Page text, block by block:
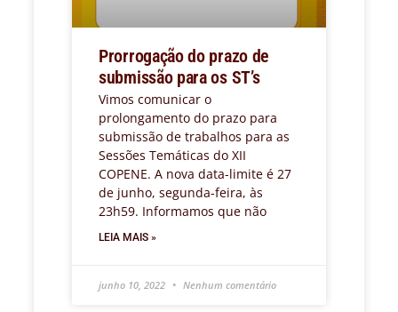
Prorrogação do prazo de
submissão para os ST’s
Vimos comunicar o
prolongamento do prazo para
submissão de trabalhos para as
Sessões Temáticas do XII
COPENE. A nova data-limite é 27
de junho, segunda-feira, às
23h59. Informamos que não
LEIA MAIS »
junho 10, 2022 Nenhum comentário